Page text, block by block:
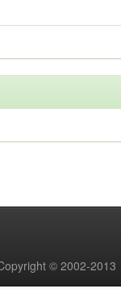
© 2002-2013